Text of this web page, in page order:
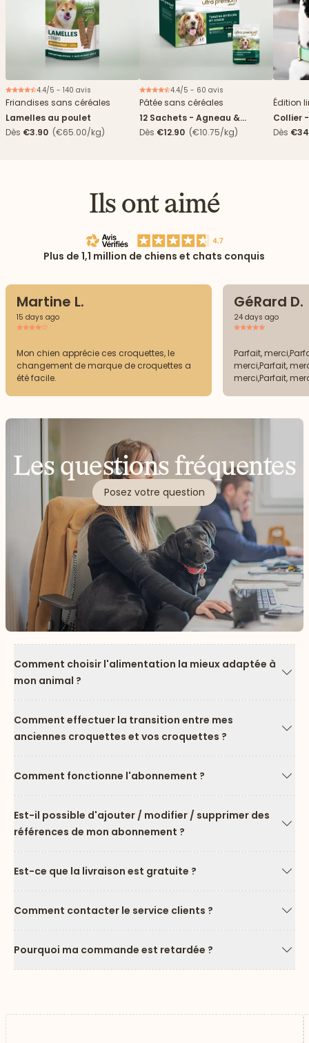
4.4/5 - 140 avis
Friandises sans céréales
Lamelles au poulet
Dès €3.90 (€65.00/kg)
4.4/5 - 60 avis
Pâtée sans céréales
12 Sachets - Agneau &
haricots verts
Dès €12.90 (€10.75/kg)
Édition
Collier
Dès
Ils ont aimé
Plus de 1,1 million de chiens et chats conquis
Martine L.
15 days ago
Mon chien apprécie ces croquettes, le
changement de marque de croquettes a
été facile.
GéRard D.
24 days ago
Parfait,
merci,Parfait,
merci,Parfait,
Les questions fréquentes
Posez votre question
Comment choisir l'alimentation la mieux adaptée à
mon animal ?
Comment effectuer la transition entre mes
anciennes croquettes et vos croquettes ?
Comment fonctionne l'abonnement ?
Est-il possible d'ajouter / modifier / supprimer des
références de mon abonnement ?
Est-ce que la livraison est gratuite ?
Comment contacter le service clients ?
Pourquoi ma commande est retardée ?